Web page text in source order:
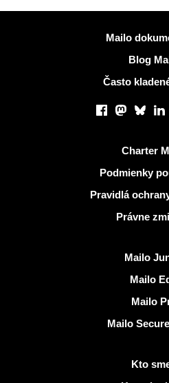
Mailo
Blog
Často
Facebook
Mastodon
Bluesky
Charter
Podmienky
Pravidlá
Právne
Mailo
Mailo
Mailo
Mailo
Kto